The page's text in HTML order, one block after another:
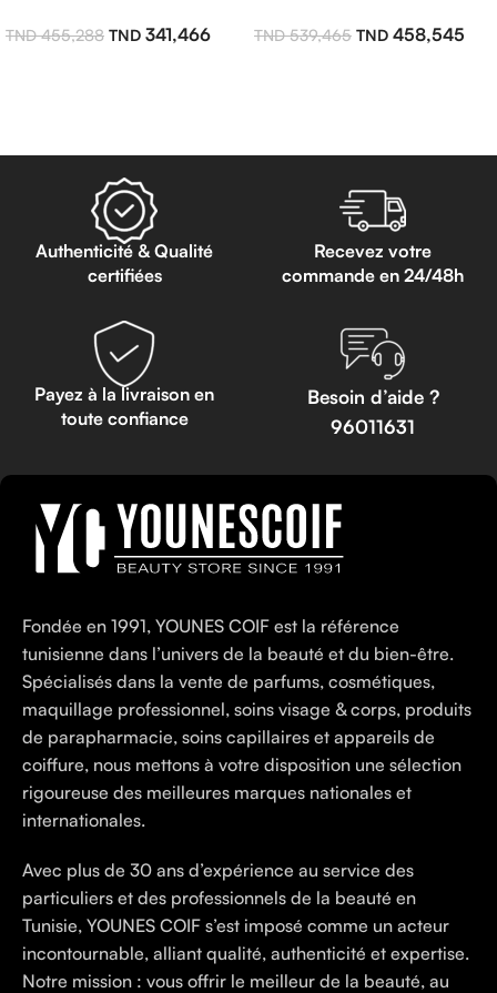
455,288 341,466 539,465 458,545
Authenticité & Qualité
certifiées
Recevez votre
commande en 24/48h
Payez à la livraison en
toute confiance
Besoin d’aide ?
96011631
Fondée en 1991, YOUNES COIF est la référence
tunisienne dans l’univers de la beauté et du bien-être.
Spécialisés dans la vente de parfums, cosmétiques,
maquillage professionnel, soins visage & corps, produits
de parapharmacie, soins capillaires et appareils de
coiffure, nous mettons à votre disposition une sélection
rigoureuse des meilleures marques nationales et
internationales.
Avec plus de 30 ans d’expérience au service des
particuliers et des professionnels de la beauté en
Tunisie, YOUNES COIF s’est imposé comme un acteur
incontournable, alliant qualité, authenticité et expertise.
Notre mission : vous offrir le meilleur de la beauté, au